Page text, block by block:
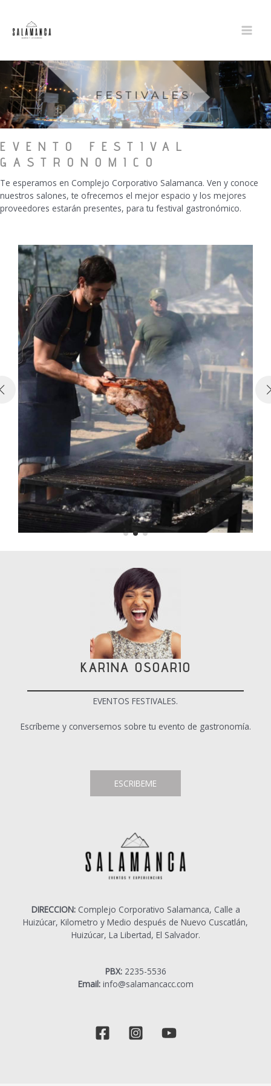
contenido
MAIN
EVENTO FESTIVAL
GASTRONOMICO
Te esperamos en Complejo Corporativo Salamanca. Ven y conoce
nuestros salones, te ofrecemos el mejor espacio y los mejores
proveedores estarán presentes, para tu festival gastronómico.
KARINA OSOARIO
EVENTOS FESTIVALES.
Escríbeme y conversemos sobre tu evento de gastronomía.
ESCRIBEME
DIRECCION:Complejo Corporativo Salamanca, Calle a
Huizúcar, Kilometro y Medio después de Nuevo Cuscatlán,
Huizúcar, La Libertad, El Salvador.
PBX:2235-5536
Email:info@salamancacc.com